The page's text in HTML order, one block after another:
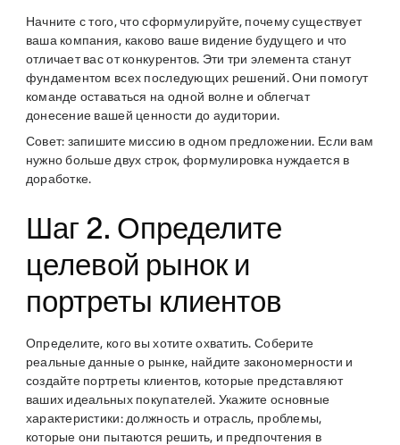
Начните с того, что сформулируйте, почему существует
ваша компания, каково ваше видение будущего и что
отличает вас от конкурентов. Эти три элемента станут
фундаментом всех последующих решений. Они помогут
команде оставаться на одной волне и облегчат
донесение вашей ценности до аудитории.
Совет: запишите миссию в одном предложении. Если вам
нужно больше двух строк, формулировка нуждается в
доработке.
Шаг 2. Определите
целевой рынок и
портреты клиентов
Определите, кого вы хотите охватить. Соберите
реальные данные о рынке, найдите закономерности и
создайте портреты клиентов, которые представляют
ваших идеальных покупателей. Укажите основные
характеристики: должность и отрасль, проблемы,
которые они пытаются решить, и предпочтения в